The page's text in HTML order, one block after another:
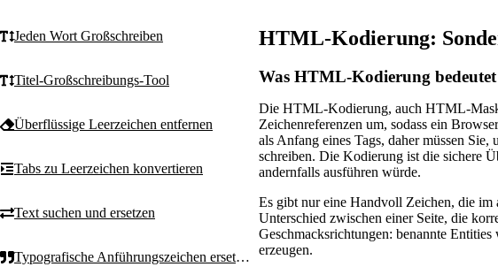
Jeden Wort Großschreiben
Titel-Großschreibungs-Tool
Überflüssige Leerzeichen entfernen
Tabs zu Leerzeichen konvertieren
Text suchen und ersetzen
Typografische Anführungszeichen ersetzen
HTML-Kodierung:
Was HTML-Kodierung bedeutet
Die HTML-Kodierung, auch HTML-
Zeichenreferenzen um, sodass ein
als Anfang eines Tags, daher müssen
schreiben. Die Kodierung ist die sichere
andernfalls ausführen würde.
Es gibt nur eine Handvoll Zeichen, die
Unterschied zwischen einer Seite, die
Geschmacksrichtungen: benannte
erzeugen.